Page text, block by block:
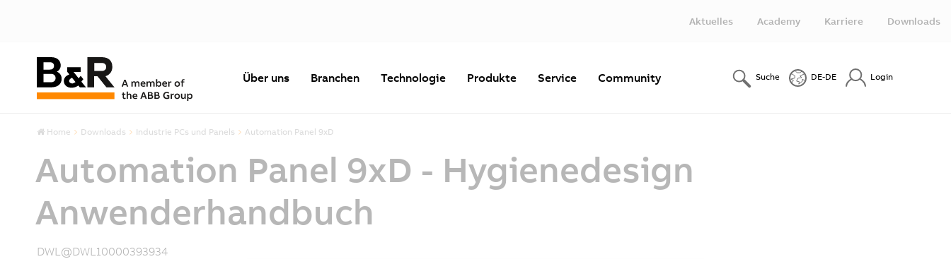
Aktuelles Academy Karriere Downloads
Über uns Branchen Technologie Produkte Service Community Suche DE-DE Login
Home Downloads Industrie PCs und Panels Automation Panel 9xD
Automation Panel 9xD - Hygienedesign
Anwenderhandbuch
DWL@DWL10000393934